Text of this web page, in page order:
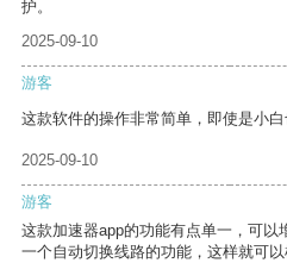
护。
2025-09-10
游客
这款软件的操作非常简单，即使是小白
2025-09-10
游客
这款加速器app的功能有点单一，可以
一个自动切换线路的功能，这样就可